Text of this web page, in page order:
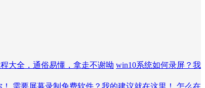
大全，通俗易懂，拿走不谢呦 win10系统如何录屏？我
需要屏幕录制免费软件？我的建议就在这里！ 怎么在